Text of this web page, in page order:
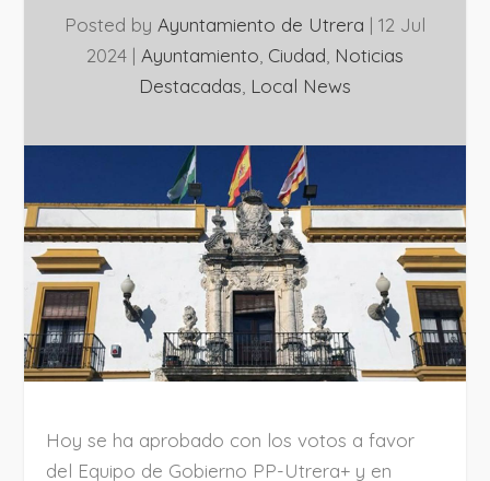
Posted by Ayuntamiento de Utrera | 12 Jul
2024 | Ayuntamiento Ciudad Noticias
Destacadas Local News
Hoy se ha aprobado con los votos a favor
del Equipo de Gobierno PP-Utrera+ y en